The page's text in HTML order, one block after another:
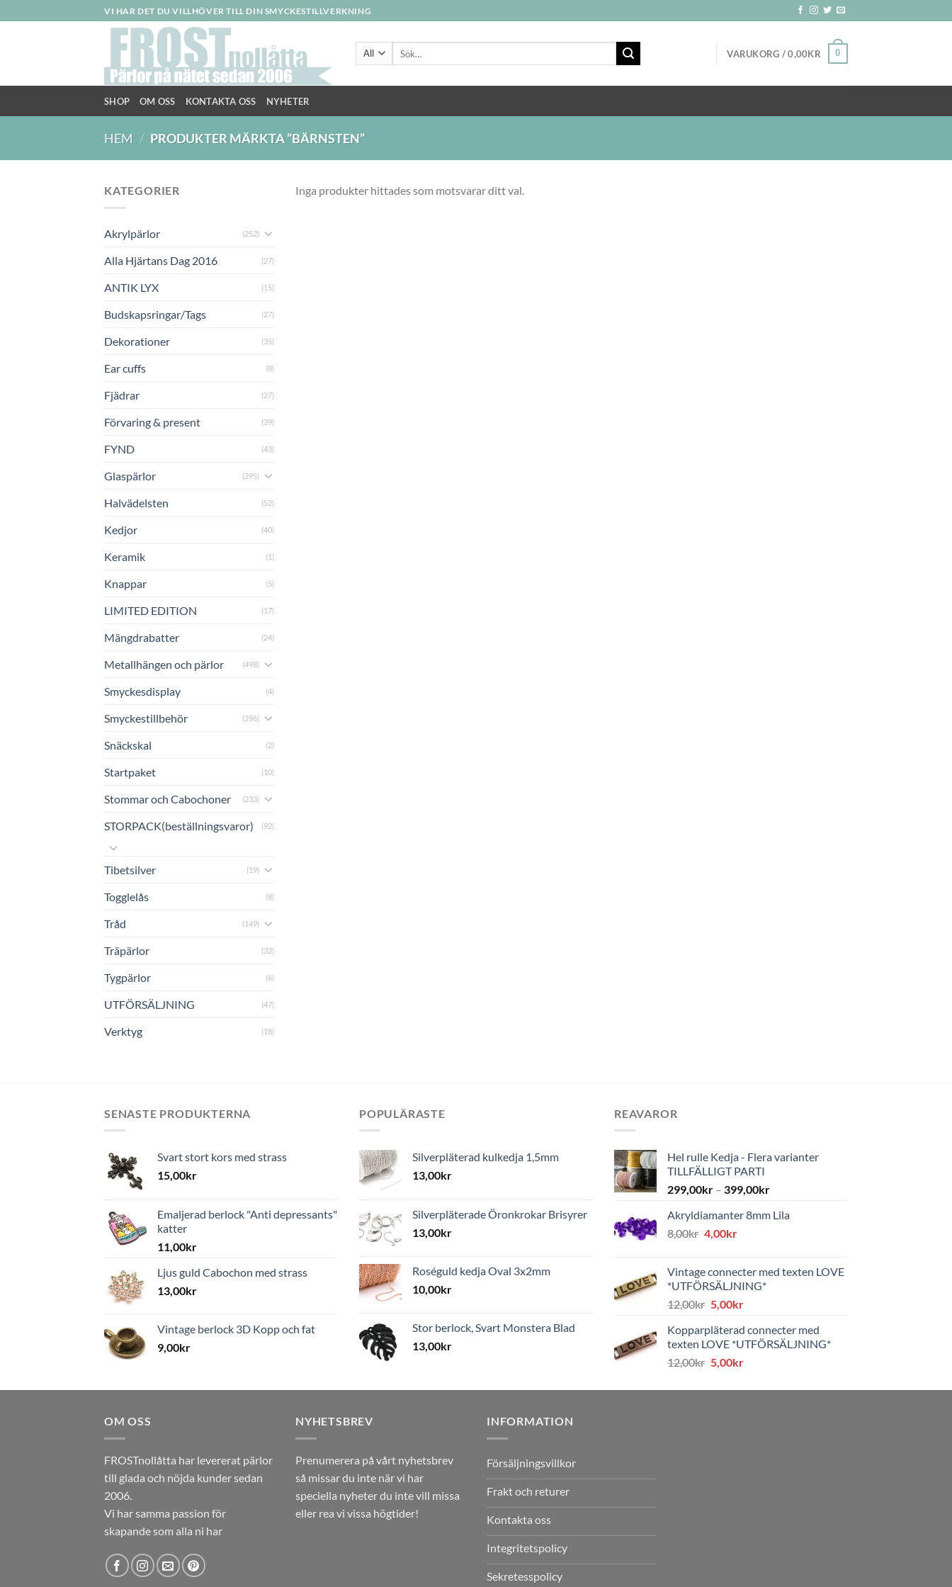
to
VI HAR DET DU VILLHÖVER TILL DIN SMYCKESTILLVERKNING
VARUKORG /0,00KR 0
SHOP OM OSS KONTAKTA OSS NYHETER
HEM / PRODUKTER MÄRKTA ”BÄRNSTEN”
KATEGORIER
Akrylpärlor (252)
Alla Hjärtans Dag 2016 (27)
ANTIK LYX (15)
Budskapsringar/Tags (27)
Dekorationer (35)
Ear cuffs (8)
Fjädrar (27)
Förvaring & present (39)
FYND (43)
Glaspärlor (295)
Halvädelsten (52)
Kedjor (40)
Keramik (1)
Knappar (5)
LIMITED EDITION (17)
Mängdrabatter (24)
Metallhängen och pärlor (498)
Smyckesdisplay (4)
Smyckestillbehör (296)
Snäckskal (2)
Startpaket (10)
Stommar och Cabochoner (233)
STORPACK(beställningsvaror) (92)
Tibetsilver (19)
Togglelås (8)
Tråd (149)
Träpärlor (32)
Tygpärlor (6)
UTFÖRSÄLJNING (47)
Verktyg (18)
Inga produkter hittades som motsvarar ditt val.
SENASTE PRODUKTERNA
Svart stort kors med strass
15,00kr
Emaljerad berlock "Anti depressants"
katter
11,00kr
Ljus guld Cabochon med strass
13,00kr
Vintage berlock 3D Kopp och fat
9,00kr
POPULÄRASTE
Silverpläterad kulkedja 1,5mm
13,00kr
Silverpläterade Öronkrokar Brisyrer
13,00kr
Roséguld kedja Oval 3x2mm
10,00kr
Stor berlock, Svart Monstera Blad
13,00kr
REAVAROR
Hel rulle Kedja - Flera varianter
TILLFÄLLIGT PARTI
299,00kr – 399,00kr
Akryldiamanter 8mm Lila
8,00kr Det
var:
8,00kr.
4,00krDet
är:
4,00kr.
Vintage connecter med texten LOVE
*UTFÖRSÄLJNING*
12,00kr Det
priset
var:
12,00kr.
5,00krDet
priset
är:
5,00kr.
Kopparpläterad connecter med
texten LOVE *UTFÖRSÄLJNING*
12,00kr Det
priset
5,00krDet
priset
OM OSS
FROSTnollåtta har levererat pärlor
till glada och nöjda kunder sedan
2006.
Vi har samma passion för
skapande som alla ni har
NYHETSBREV
Prenumerera på vårt nyhetsbrev
så missar du inte när vi har
speciella nyheter du inte vill missa
eller rea vi vissa högtider!
INFORMATION
Försäljningsvillkor
Frakt och returer
Kontakta oss
Integritetspolicy
Sekretesspolicy